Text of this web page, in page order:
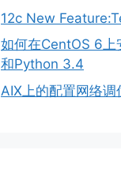
12c New
如何在CentOS 6
和Python 3.4
AIX上的配置网络调